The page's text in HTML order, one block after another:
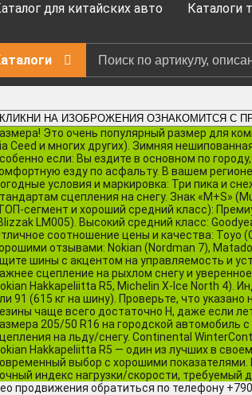
для китайских авто Каталоги
КЛИКНИ НА ИЗОБРОЖЕНИЯ ОЗНАКОМИТСЯ С
Это очень популярный размер для
Ceed и многих других). Зимняя
если: Вы ездите в основном по
езду по асфальту. В вашем
условия и маркировка: Три пика и
сцепления на снегу. Знак «M+S»
сегмент и хороший средний класс):
LM005). Высокий средний класс:
соотношение цены и качества: Toyo
отзывами: Nokian (Nordman 7),
шины с акцентом на управляемость и
сцепление на рыхлом снегу и
Hakkapeliitta R5, Michelin X-Ice North 4).
91 (615 кг на шину). Проверьте, что
чаще всего достаточно H, даже если
205/50 R16 на городской автомобиль
на льду/снегу. Continental
Hakkapeliitta R5 — один из лучших в
выбор с хорошими показателями.
индекс нагрузки/скорости, требуемый
продвижения обратиться по телефону